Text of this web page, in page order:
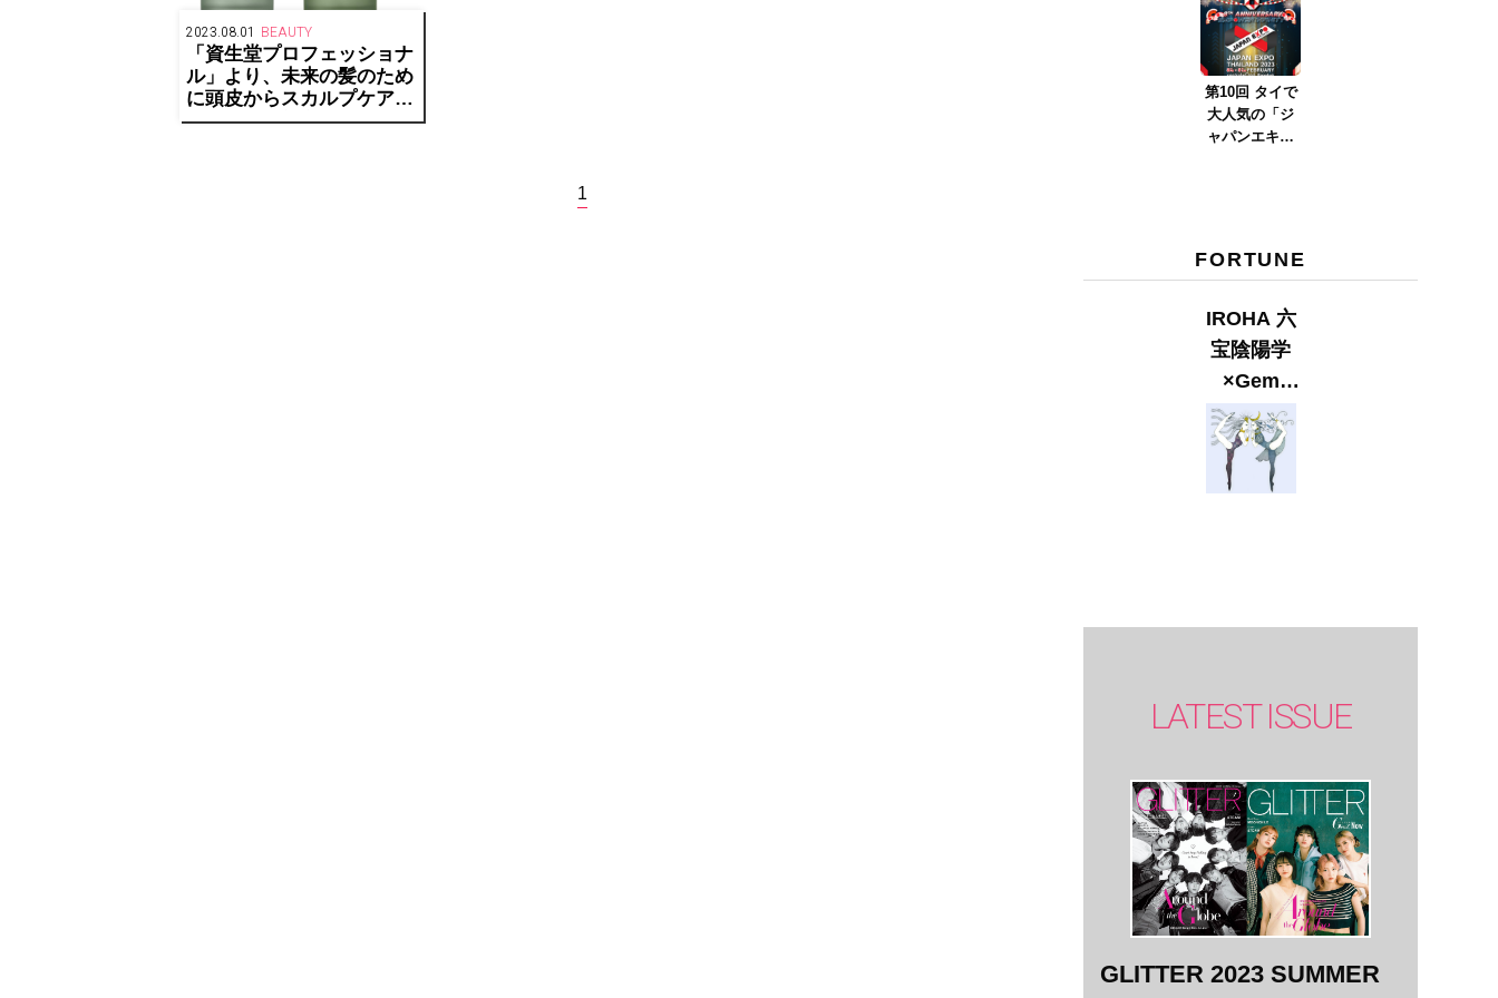
2023.08.01 BEAUTY
「資生堂プロフェッショナ
ル」より、未来の髪のため
に頭皮からスカルプケアが
始められる新商品が登場
1
ver.2023』
第10回 タイで
大人気の「ジ
ャパンエキス
FORTUNE
IROHA 六
宝陰陽学
×Gem
Muse
【GLITTER
2023
LATEST ISSUE
GLITTER 2023 SUMMER